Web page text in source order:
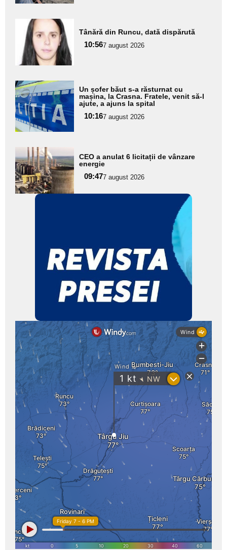
Adaugă
aici textul
pentru
subtitlu
Tânără din Runcu, dată dispărută
10:567 august 2026
Adaugă
aici textul
pentru
subtitlu
Un șofer băut s-a răsturnat cu
mașina, la Crasna. Fratele, venit să-l
ajute, a ajuns la spital
10:167 august 2026
Adaugă
aici textul
pentru
subtitlu
CEO a anulat 6 licitații de vânzare
energie
09:477 august 2026